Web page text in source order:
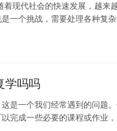
着现代社会的快速发展，越来
一个挑战，需要处理各种复
学吗吗
是一个我们经常遇到的问题
完成一些必要的课程或作业